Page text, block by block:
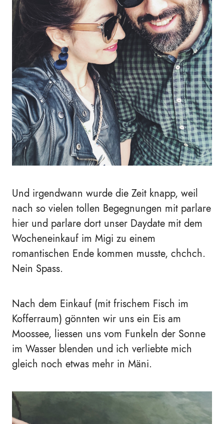
Und irgendwann wurde die Zeit knapp, weil
nach so vielen tollen Begegnungen mit parlare
hier und parlare dort unser Daydate mit dem
Wocheneinkauf im Migi zu einem
romantischen Ende kommen musste, chchch.
Nein Spass.
Nach dem Einkauf (mit frischem Fisch im
Kofferraum) gönnten wir uns ein Eis am
Moossee, liessen uns vom Funkeln der Sonne
im Wasser blenden und ich verliebte mich
gleich noch etwas mehr in Mäni.